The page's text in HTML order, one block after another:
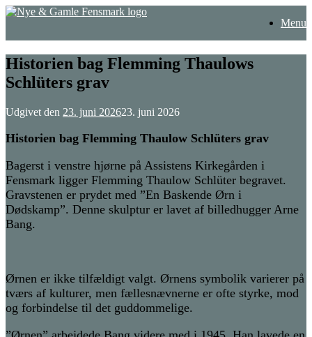
Gå
Menu
Historien bag Flemming Thaulows
Schlüters grav
Udgivet den 23. juni 202623. juni 2026
Historien bag Flemming Thaulow Schlüters grav
Bagerst i venstre hjørne på Assistens Kirkegården i
Fensmark ligger Flemming Thaulow Schlüter begravet.
Gravstenen er prydet med ”En Baskende Ørn i
Dødskamp”. Denne skulptur er lavet af billedhugger Arne
Bang.
Ørnen er ikke tilfældigt valgt. Ørnens symbolik varierer på
tværs af kulturer, men fællesnævnerne er ofte styrke, mod
og forbindelse til det guddommelige.